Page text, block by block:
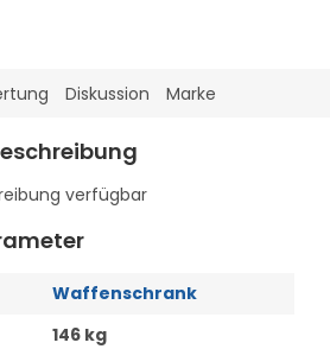
Diskussion Marke
verfügbar
Waffenschrank
146 kg